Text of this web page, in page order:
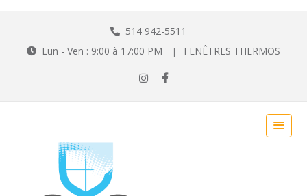
514 942-5511
Lun - Ven : 9:00 à 17:00 PM
| FENÊTRES THERMOS